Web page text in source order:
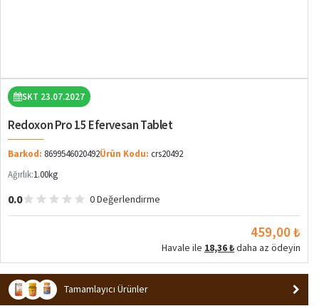
SKT 23.07.2027
Redoxon Pro 15 Efervesan Tablet
Barkod: 8699546020492Ürün Kodu: crs20492
Ağırlık:1.00kg
0.0 0 Değerlendirme
459,00 ₺
Havale ile 18,36 ₺daha az ödeyin
Tamamlayıcı Ürünler